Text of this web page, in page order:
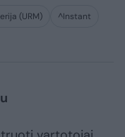
(URM)
^Instant